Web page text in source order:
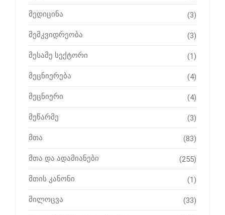
მედიცინა (3)
მემკვიდრეობა (3)
მესამე სექტორი (1)
მეცნიერება (4)
მეცნიერი (4)
მეწარმე (3)
მთა (83)
მთა და ადამიანები (255)
მთის კანონი (1)
მილოცვა (33)